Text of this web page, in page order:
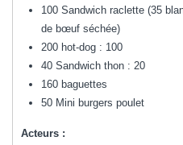
100 Sandwich raclette (35
de bœuf séchée)
200 hot-dog : 100
40 Sandwich thon : 20
160 baguettes
50 Mini burgers poulet
Acteurs :